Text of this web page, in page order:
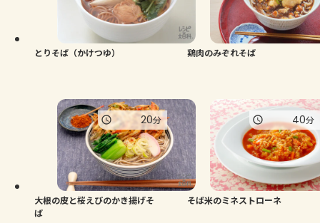
とりそば（かけつゆ） 鶏肉のみぞれそば
大根の皮と桜えびのかき揚げそ
ば
20分
そば米のミネストローネ
40分